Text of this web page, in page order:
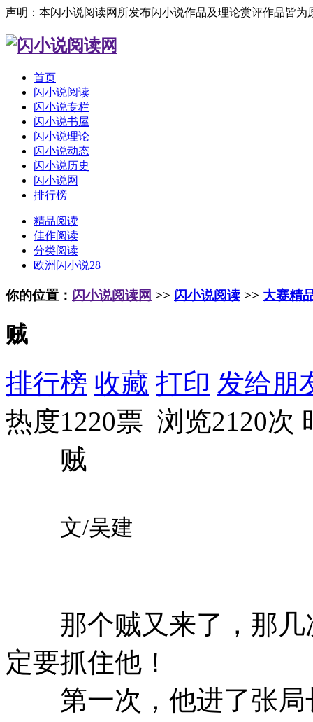
声明：本闪小说阅读网所发布闪小说作品及理论赏评作品皆
首页
闪小说阅读
闪小说专栏
闪小说书屋
闪小说理论
闪小说动态
闪小说历史
闪小说网
排行榜
精品阅读 |
佳作阅读 |
分类阅读 |
欧洲闪小说28
你的位置： 闪小说阅读网 >> 闪小说阅读 >> 大赛精
贼
排行榜 收藏 打印 发给朋
热度1220票 浏览2120次
贼
文/吴建
那个贼又来了，那几
定要抓住他！
第一次，他进了张局